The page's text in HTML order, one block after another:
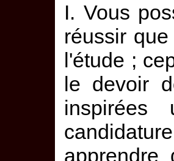
I. Vous
réussir
l'étude ;
le devoir
inspirées
apprendre